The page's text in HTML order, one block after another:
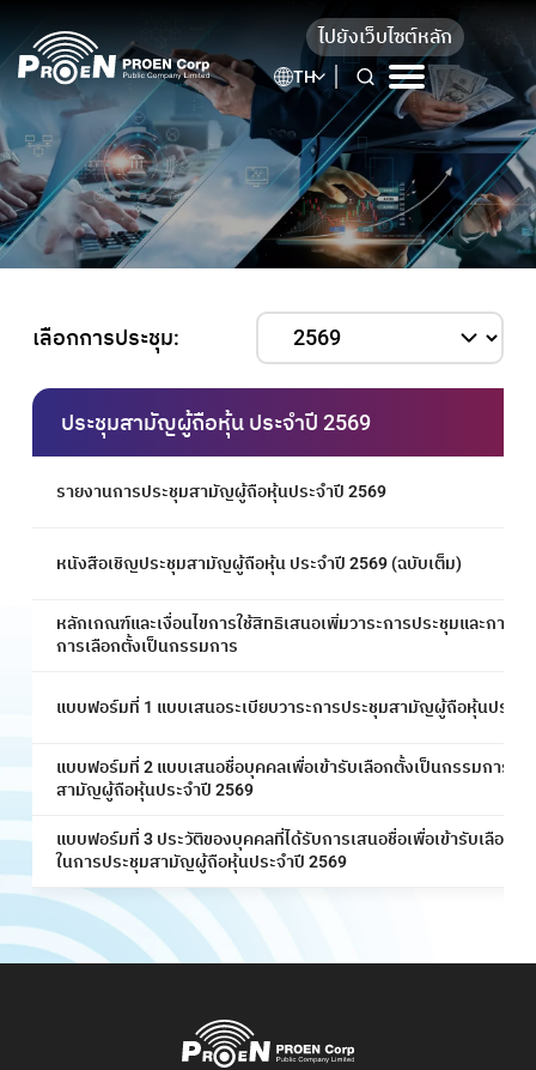
ไปยังเว็บไซต์หลัก
TH
เลือกการประชุม:
ประชุมสามัญผู้ถือหุ้น ประจำปี 2569
รายงานการประชุมสามัญผู้ถือหุ้นประจำปี 2569
หนังสือเชิญประชุมสามัญผู้ถือหุ้น ประจำปี 2569 (ฉบับเต็ม)
หลักเกณฑ์และเงื่อนไขการใช้สิทธิเสนอเพิ่มวาระการประชุมและการเ
การเลือกตั้งเป็นกรรมการ
แบบฟอร์มที่ 1 แบบเสนอระเบียบวาระการประชุมสามัญผู้ถือหุ้นประจ
แบบฟอร์มที่ 2 แบบเสนอชื่อบุคคลเพื่อเข้ารับเลือกตั้งเป็นกรรมการบริ
สามัญผู้ถือหุ้นประจำปี 2569
แบบฟอร์มที่ 3 ประวัติของบุคคลที่ได้รับการเสนอชื่อเพื่อเข้ารับเลือกตั้
ในการประชุมสามัญผู้ถือหุ้นประจำปี 2569